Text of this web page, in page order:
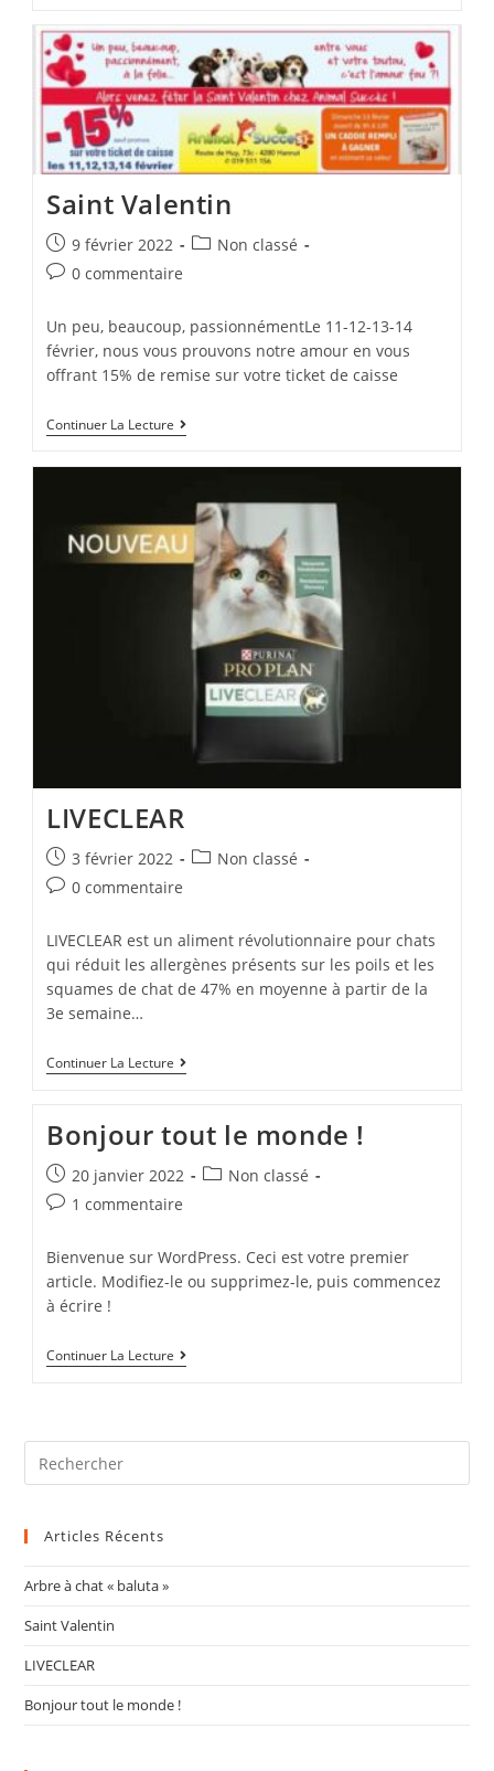
Saint Valentin
9 février 2022
Non classé
0 commentaire
Un peu, beaucoup, passionnémentLe 11-12-13-14
février, nous vous prouvons notre amour en vous
offrant 15% de remise sur votre ticket de caisse
Continuer La Lecture
LIVECLEAR
3 février 2022
Non classé
0 commentaire
LIVECLEAR est un aliment révolutionnaire pour chats
qui réduit les allergènes présents sur les poils et les
squames de chat de 47% en moyenne à partir de la
3e semaine…
Continuer La Lecture
Bonjour tout le monde !
20 janvier 2022
Non classé
1 commentaire
Bienvenue sur WordPress. Ceci est votre premier
article. Modifiez-le ou supprimez-le, puis commencez
à écrire !
Continuer La Lecture
Articles Récents
Arbre à chat « baluta »
Saint Valentin
LIVECLEAR
Bonjour tout le monde !